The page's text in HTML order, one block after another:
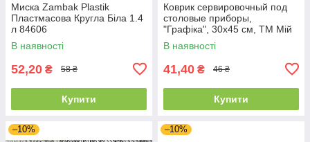
Миска Zambak Plastik
Пластмасова Кругла Біла 1.4
л 84606
В наявності
52,20 ₴ 58 ₴
Купити
Коврик сервировочный под
столовые приборы,
"Графіка", 30х45 см, ТМ Мій
Дім 50109
В наявності
41,40 ₴ 46 ₴
Купити
–10% –10%